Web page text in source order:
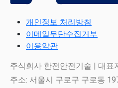
개인정보 처리방침
이메일무단수집거부
이용약관
주식회사 한전안전기술 | 대표
주소: 서울시 구로구 구로동